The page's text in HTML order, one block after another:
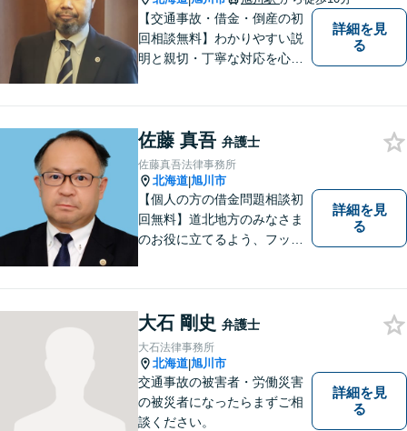
総合法律事務所】
【交通事故・借金・倒産の初
回相談無料】わかりやすい説
明と親切・丁寧な対応を心が
ず初めての方でもお気軽にご
相談ください。【弁護士歴２
０年】
詳細を見
る
佐藤 真吾 弁護士
佐藤真吾法律事務所
北海道|旭川市
【個人の方の借金問題相談初
回無料】道北地方のみなさま
のお役に立てるよう、フット
詳細を見
る
大石 剛史 弁護士
大石法律事務所
北海道|旭川市
交通事故の被害者・労働災害
の被災者になったらまずご相
談ください。
詳細を見
る